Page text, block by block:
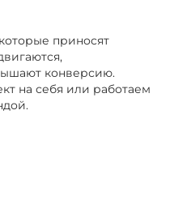
приносят
конверсию.
на себя или работаем